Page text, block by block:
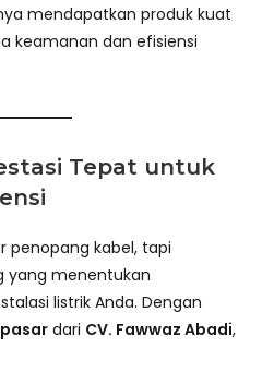
mendapatkan produk kuat
keamanan dan efisiensi
Tepat untuk
penopang kabel, tapi
yang menentukan
listrik Anda. Dengan
dari CV. Fawwaz Abadi,